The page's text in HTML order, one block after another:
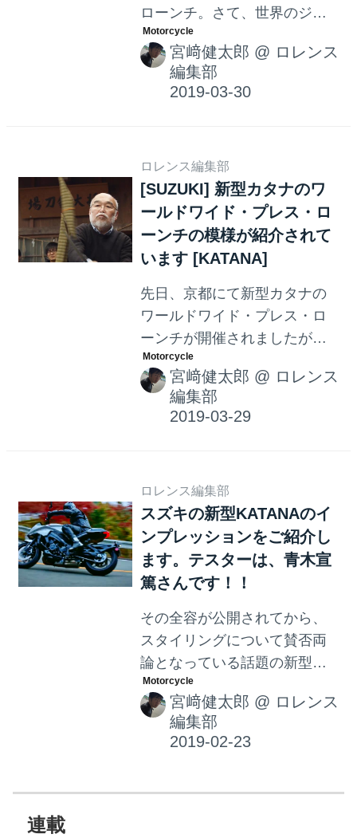
ローンチ。さて、世界のジャ
ーナリストは、新型カタナを
どのように評価したのでしょ
うか？
宮﨑健太郎 @ ロレンス
編集部
ロレンス編集部
[SUZUKI] 新型カタナのワ
ールドワイド・プレス・ロ
ーンチの模様が紹介されて
います [KATANA]
先日、京都にて新型カタナの
ワールドワイド・プレス・ロ
ーンチが開催されましたが、
そのときの様子を収録した動
画が公式YouTubeサイトで公
開されています！
宮﨑健太郎 @ ロレンス
編集部
ロレンス編集部
スズキの新型KATANAのイ
ンプレッションをご紹介し
ます。テスターは、青木宣
篤さんです！！
その全容が公開されてから、
スタイリングについて賛否両
論となっている話題の新型
KATANAですが、やっぱりバ
イクは乗ってみてどうなの
か・・・？ が大事です。新型
KATANAに注目しているみな
よるインプレッションを聞き
宮﨑健太郎 @ ロレンス
編集部
連載